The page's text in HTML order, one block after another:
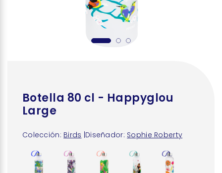
Botella 80 cl - Happyglou
Large
Colección: Birds Diseñador: Sophie Roberty